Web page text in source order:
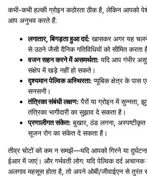
कभी-कभी हल्की ग्रोइन कठोरता ठीक है, लेकिन आपको
आप अनुभव करते हैं:
लगातार, बिगड़ता हुआ दर्द: खासकर अगर यह
से उठने जैसी दैनिक गतिविधियों को सीमित करता
वजन सहन करने में असमर्थता: यदि आप गंभीर
संक्षेप में खड़े नहीं हो सकते।
दृश्यमान पेल्विक अस्थिरता: प्यूबिक क्षेत्र के पास
सनसनी।
तंत्रिका संबंधी लक्षण: पैरों या ग्रोइन में सुन्नता,
तंत्रिका भागीदारी का सुझाव दे सकता है।
प्रणालीगत संकेत: बुखार, ठंड लगना,
सूजन रोग का संकेत दे सकता है।
तीव्र चोटों को कम न समझें—यदि आपको गिरने या
ईआर में जाएं। और गर्भवती लोग: यदि पेल्विक दर्द
अलगाव महसूस होता है, तो अपने ओबी/जीवाईएन से तुरंत